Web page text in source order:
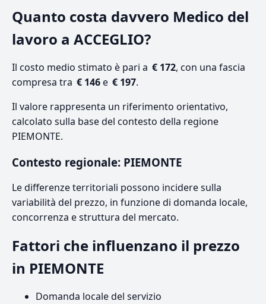
Quanto costa davvero Medico del
lavoro a ACCEGLIO?
Il costo medio stimato è pari a € 172, con una fascia
compresa tra € 146e € 197.
Il valore rappresenta un riferimento orientativo,
calcolato sulla base del contesto della regione
PIEMONTE.
Contesto regionale: PIEMONTE
Le differenze territoriali possono incidere sulla
variabilità del prezzo, in funzione di domanda locale,
concorrenza e struttura del mercato.
Fattori che influenzano il prezzo
in PIEMONTE
Domanda locale del servizio